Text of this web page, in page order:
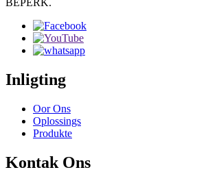
BEPERK.
Inligting
Oor Ons
Oplossings
Produkte
Kontak Ons